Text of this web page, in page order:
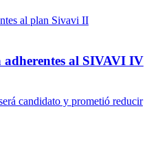
al SIVAVI IV